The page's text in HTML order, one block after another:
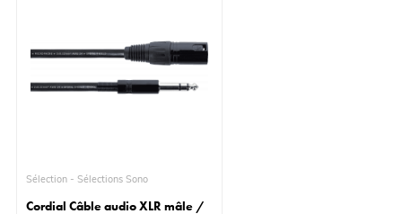
Sélection - Sélections Sono
Cordial Câble audio XLR mâle /